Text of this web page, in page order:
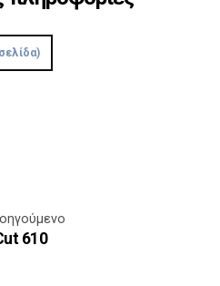
610